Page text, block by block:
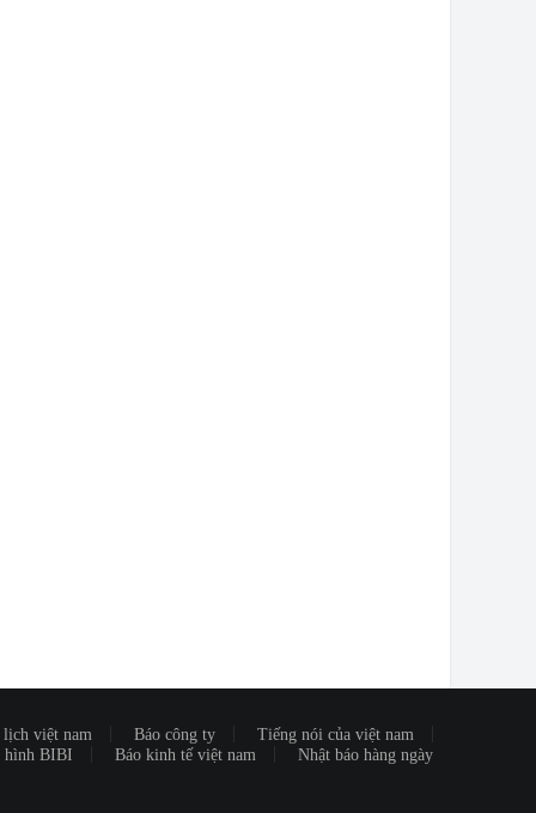
việt nam Báo công ty
Tiếng nói của việt nam
hình BIBI Báo kinh tế việt nam
Nhật báo hàng ngày